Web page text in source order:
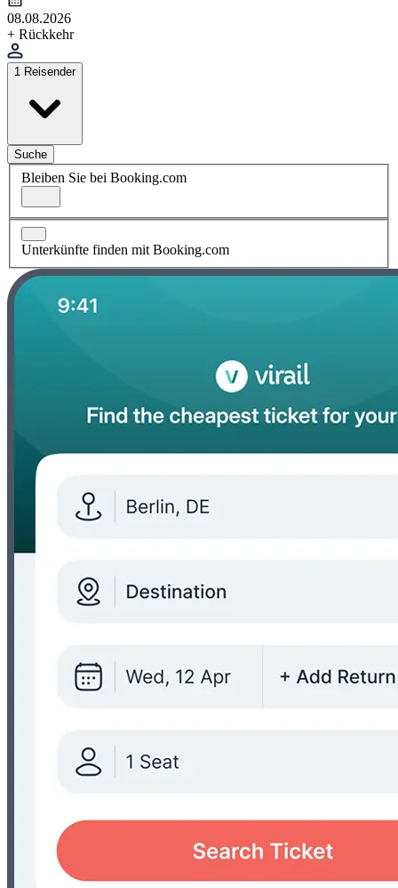
08.08.2026
+ Rückkehr
1 Reisender
Suche
Bleiben Sie bei Booking.com
Unterkünfte finden mit Booking.com